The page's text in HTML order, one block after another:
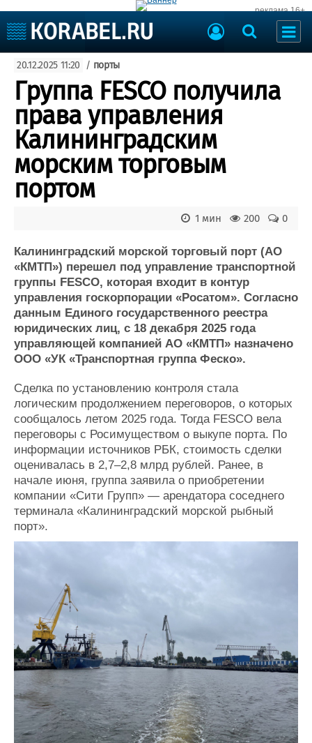
реклама 16+
Судоходство
Судоремонт
События
Пресс-релизы
Порты
Рыболовство
ВМФ
Образование
Яхты и катера
Еще
Судостроение
Компании
Репутация
Работа
Крюинг
Журнал
Реклама
Доска объявлений
Оборудование
Изделия
Материалы
Услуги
Конференции
Выставки и семинары
Личности
Словарь
Флот
Галерея флота
Форум
Отзывы
Все службы
20.12.2025 11:20 / порты
Группа FESCO получила
права управления
Калининградским
морским торговым
портом
0
200
1 мин
Калининградский морской торговый порт (АО
«КМТП») перешел под управление транспортной
группы FESCO, которая входит в контур
управления госкорпорации «Росатом». Согласно
данным Единого государственного реестра
юридических лиц, с 18 декабря 2025 года
управляющей компанией АО «КМТП» назначено
ООО «УК «Транспортная группа Феско».
Сделка по установлению контроля стала
логическим продолжением переговоров, о которых
сообщалось летом 2025 года. Тогда FESCO вела
переговоры с Росимуществом о выкупе порта. По
информации источников РБК, стоимость сделки
оценивалась в 2,7–2,8 млрд рублей. Ранее, в
начале июня, группа заявила о приобретении
компании «Сити Групп» — арендатора соседнего
терминала «Калининградский морской рыбный
порт».